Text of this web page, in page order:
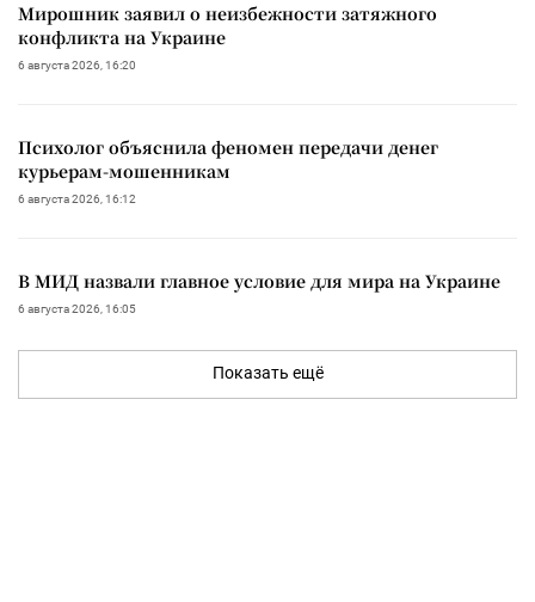
Мирошник заявил о неизбежности затяжного
конфликта на Украине
6 августа 2026, 16:20
Психолог объяснила феномен передачи денег
курьерам-мошенникам
6 августа 2026, 16:12
В МИД назвали главное условие для мира на Украине
6 августа 2026, 16:05
Показать ещё